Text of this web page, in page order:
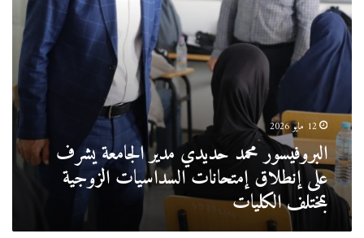
إمتحانات
السداسيات
الزوجية
بمختلف
الكليات
12 مايو 2026
البروفيسور محمد حديدي مدير الجامعة يشرف
على إنطلاق إمتحانات السداسيات الزوجية
بمختلف الكليات